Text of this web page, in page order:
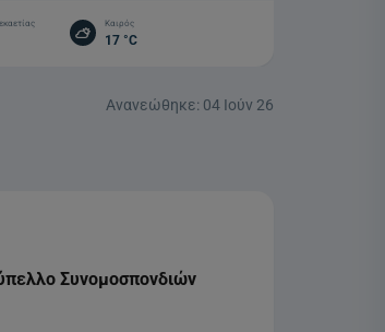
Καιρός
17 °C
Ανανεώθηκε: 04 Ιούν 26
Συνομοσπονδιών